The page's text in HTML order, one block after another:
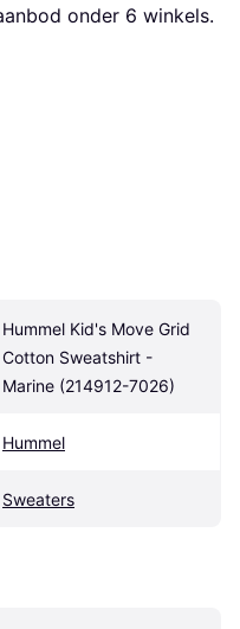
onder 6 winkels.
Hummel Kid's Move Grid
Cotton Sweatshirt -
Marine (214912-7026)
Hummel
Sweaters